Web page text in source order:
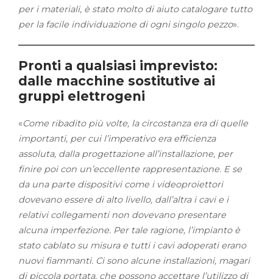
per i materiali, è stato molto di aiuto catalogare tutto
per la facile individuazione di ogni singolo pezzo».
Pronti a qualsiasi imprevisto:
dalle macchine sostitutive ai
gruppi elettrogeni
«Come ribadito più volte, la circostanza era di quelle
importanti, per cui l’imperativo era efficienza
assoluta, dalla progettazione all’installazione, per
finire poi con un’eccellente rappresentazione. E se
da una parte dispositivi come i videoproiettori
dovevano essere di alto livello, dall’altra i cavi e i
relativi collegamenti non dovevano presentare
alcuna imperfezione. Per tale ragione, l’impianto è
stato cablato su misura e tutti i cavi adoperati erano
nuovi fiammanti. Ci sono alcune installazioni, magari
di piccola portata, che possono accettare l’utilizzo di